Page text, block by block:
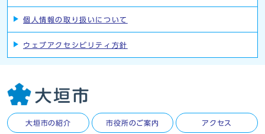
個人情報の取り扱いについて
ウェブアクセシビリティ方針
大垣市の紹介 市役所のご案内 アクセス